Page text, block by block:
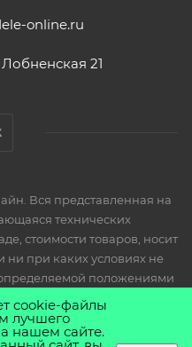
online.ru
21
Вся представленная на
технических
стоимости товаров, носит
при каких условиях не
положениями
кодекса РФ.
cookie-файлы
лучшего
нашем сайте.